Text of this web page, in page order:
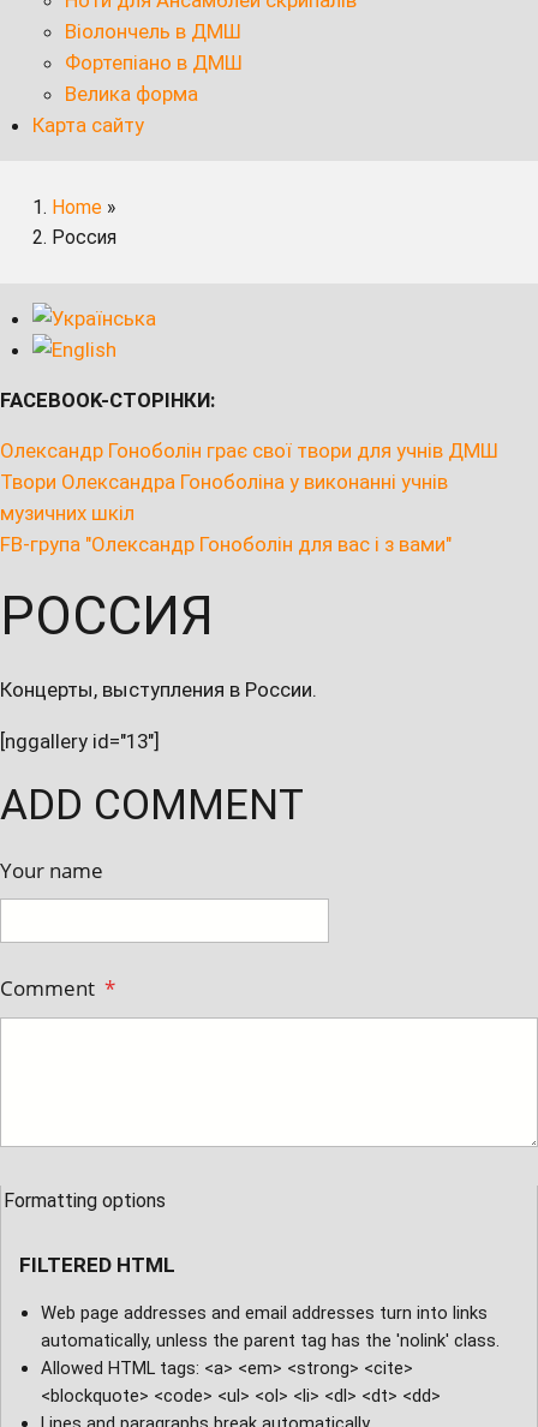
Віолончель в ДМШ
Фортепіано в ДМШ
Велика форма
Карта сайту
Home »
Россия
FACEBOOK-СТОРІНКИ:
Олександр Гоноболін грає свої твори для учнів ДМШ
Твори Олександра Гоноболіна у виконанні учнів
музичних шкіл
FB-група "Олександр Гоноболін для вас і з вами"
РОССИЯ
Концерты, выступления в России.
[nggallery id="13"]
ADD COMMENT
Your name
Comment *
Formatting options
FILTERED HTML
Web page addresses and email addresses turn into links
automatically, unless the parent tag has the 'nolink' class.
Allowed HTML tags: <a> <em> <strong> <cite>
<blockquote> <code> <ul> <ol> <li> <dl> <dt> <dd>